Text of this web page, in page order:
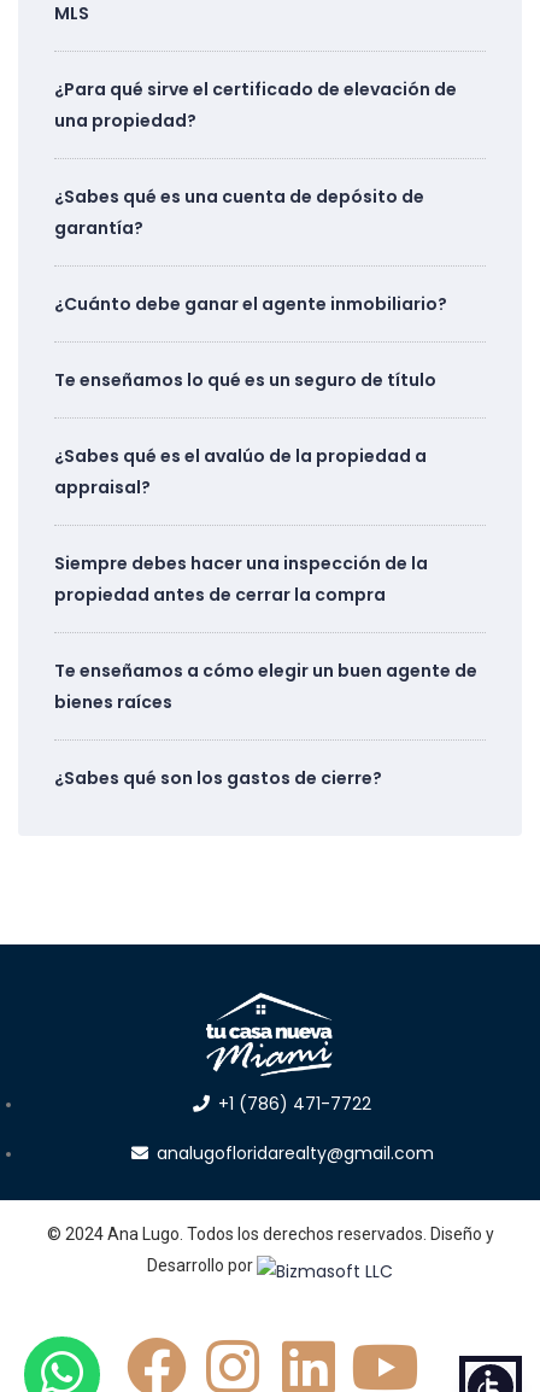
MLS
¿Para qué sirve el certificado de elevación de
una propiedad?
¿Sabes qué es una cuenta de depósito de
garantía?
¿Cuánto debe ganar el agente inmobiliario?
Te enseñamos lo qué es un seguro de título
¿Sabes qué es el avalúo de la propiedad a
appraisal?
Siempre debes hacer una inspección de la
propiedad antes de cerrar la compra
Te enseñamos a cómo elegir un buen agente de
bienes raíces
¿Sabes qué son los gastos de cierre?
+1 (786) 471-7722
analugofloridarealty@gmail.com
© 2024 Ana Lugo. Todos los derechos reservados. Diseño y
Desarrollo por